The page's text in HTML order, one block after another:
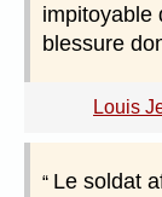
blessure
Louis
Le soldat